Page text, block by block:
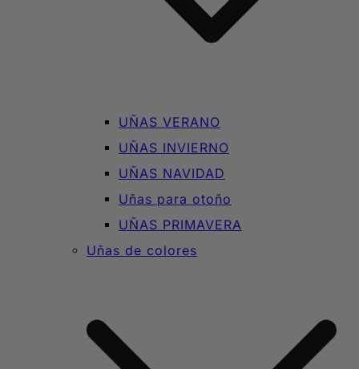
UÑAS VERANO
UÑAS INVIERNO
UÑAS NAVIDAD
Uñas para otoño
UÑAS PRIMAVERA
Uñas de colores